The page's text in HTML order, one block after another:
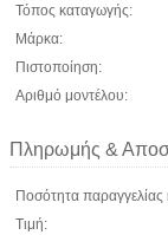
Τόπος καταγωγής:
Μάρκα:
Πιστοποίηση:
Αριθμό μοντέλου:
Πληρωμής &
Ποσότητα παραγγελίας
Τιμή: